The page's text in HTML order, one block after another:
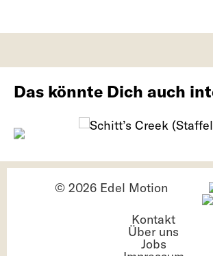
Das könnte Dich auch
© 2026 Edel Motion
Kontakt
Über uns
Jobs